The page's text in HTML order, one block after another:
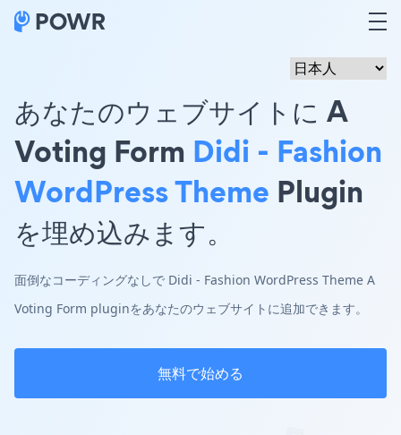
あなたのウェブサイトに A
Voting Form Didi - Fashion
WordPress Theme Plugin
を埋め込みます。
面倒なコーディングなしで Didi - Fashion WordPress Theme A
Voting Form pluginをあなたのウェブサイトに追加できます。
無料で始める